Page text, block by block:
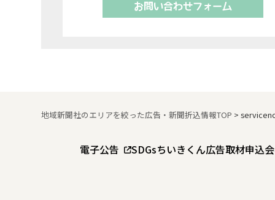
お問い合わせフォーム
地域新聞社のエリアを絞った広告・新聞折込情報TOP >
電子公告 SDGsちいきくん広告取材申込